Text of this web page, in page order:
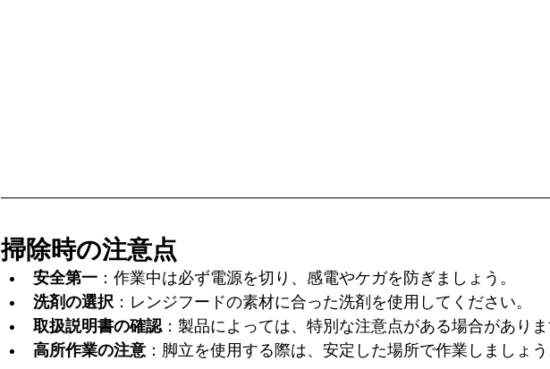
掃除時の注意点
安全第一 ：作業中は必ず電源を切り、感電やケガを防ぎましょう。
洗剤の選択：レンジフードの素材に合った洗剤を使用してください。
取扱説明書の確認：製品によっては、特別な注意点がある場合があり
高所作業の注意 ：脚立を使用する際は、安定した場所で作業しましょ